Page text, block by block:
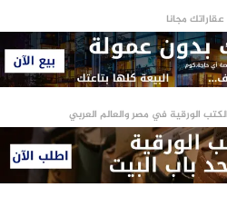
مجانا
الورقية في مصر والعالم العربي